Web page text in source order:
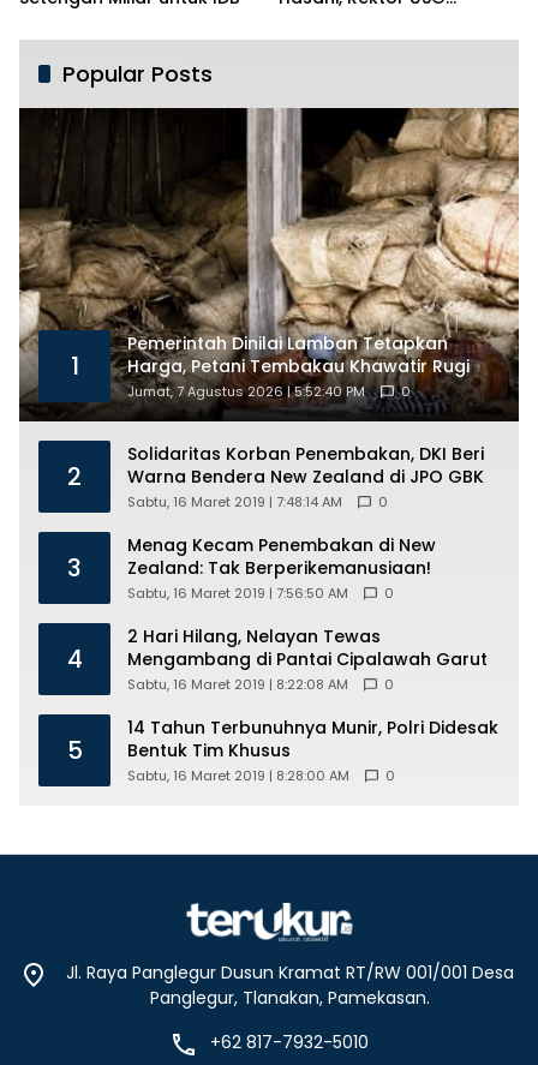
Beasiswa
Popular Posts
1
Pemerintah Dinilai Lamban Tetapkan
Harga, Petani Tembakau Khawatir Rugi
Jumat, 7 Agustus 2026 | 5:52:40 PM 0
2
Solidaritas Korban Penembakan, DKI Beri
Warna Bendera New Zealand di JPO GBK
Sabtu, 16 Maret 2019 | 7:48:14 AM 0
3
Menag Kecam Penembakan di New
Zealand: Tak Berperikemanusiaan!
Sabtu, 16 Maret 2019 | 7:56:50 AM 0
4
2 Hari Hilang, Nelayan Tewas
Mengambang di Pantai Cipalawah Garut
Sabtu, 16 Maret 2019 | 8:22:08 AM 0
5
14 Tahun Terbunuhnya Munir, Polri Didesak
Bentuk Tim Khusus
Sabtu, 16 Maret 2019 | 8:28:00 AM 0
Jl. Raya Panglegur Dusun Kramat RT/RW 001/001 Desa
Panglegur, Tlanakan, Pamekasan.
+62 817-7932-5010